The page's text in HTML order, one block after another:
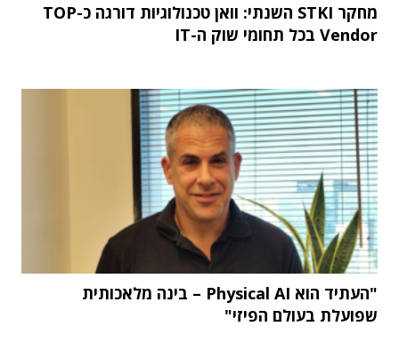
מחקר STKI השנתי: וואן טכנולוגיות דורגה כ-TOP
Vendor בכל תחומי שוק ה-IT
"העתיד הוא Physical AI – בינה מלאכותית
שפועלת בעולם הפיזי"